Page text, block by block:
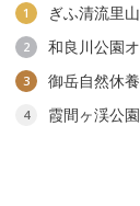
1 ぎふ清流里
2 和良川公園
3 御岳自然休
4
霞間ヶ渓公